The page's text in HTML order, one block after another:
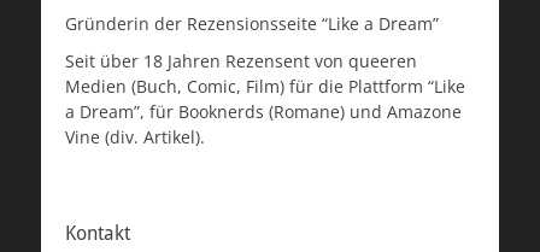
Gründerin der Rezensionsseite “Like a Dream”
Seit über 18 Jahren Rezensent von queeren
Medien (Buch, Comic, Film) für die Plattform “Like
a Dream”, für Booknerds (Romane) und Amazone
Vine (div. Artikel).
Kontakt